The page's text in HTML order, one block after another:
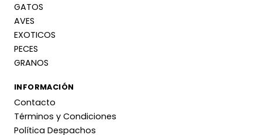
GATOS
AVES
EXOTICOS
PECES
GRANOS
INFORMACIÓN
Contacto
Términos y Condiciones
Política Despachos